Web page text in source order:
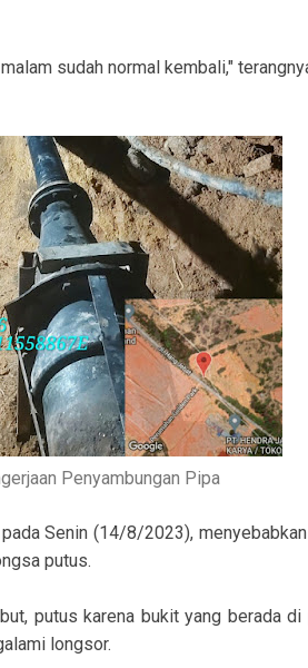
sudah normal kembali,"
Penyambungan Pipa
Senin (14/8/2023),
putus.
putus karena bukit yang berada di
longsor.